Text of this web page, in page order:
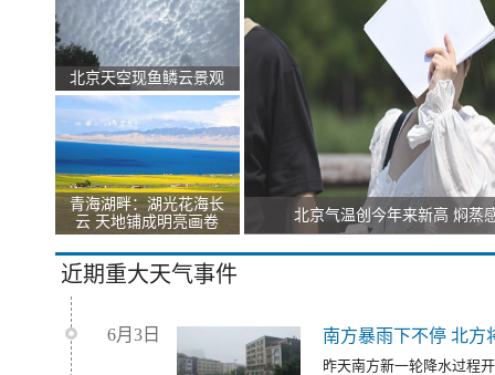
北京天空现鱼鳞云景观
青海湖畔：湖光花海长
云 天地铺成明亮画卷
北京气温创今年来新高 焖蒸
近期重大天气事件
6月3日 南方暴雨下不停 北方
昨天南方新一轮降水过程